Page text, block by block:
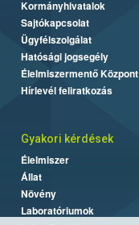
Kormányhivatalok
Sajtókapcsolat
Ügyfélszolgálat
Hatósági jogsegély
Élelmiszermentő Központ
Hírlevél feliratkozás
Gyakori kérdések
Élelmiszer
Állat
Növény
Laboratóriumok